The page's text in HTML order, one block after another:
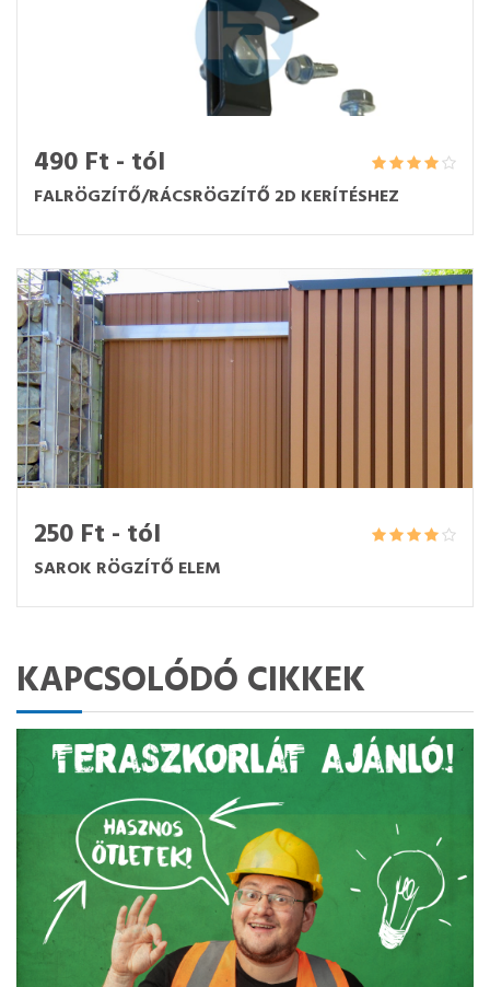
490 Ft - tól
FALRÖGZÍTŐ/RÁCSRÖGZÍTŐ 2D KERÍTÉSHEZ
250 Ft - tól
SAROK RÖGZÍTŐ ELEM
KAPCSOLÓDÓ CIKKEK